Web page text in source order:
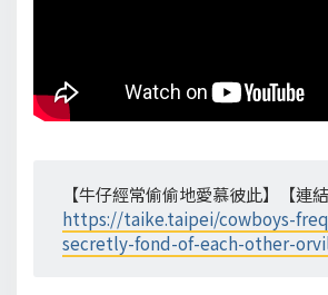
【牛仔經常偷偷地愛慕彼此】【連結
https://taike.taipei/cowboys-
secretly-fond-of-each-other-